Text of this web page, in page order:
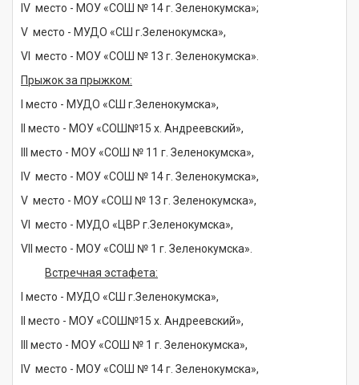
IV место - МОУ «СОШ № 14 г. Зеленокумска»;
V место - МУДО «СШ г.Зеленокумска»,
VI место - МОУ «СОШ № 13 г. Зеленокумска».
Прыжок за прыжком:
I место - МУДО «СШ г.Зеленокумска»,
II место - МОУ «СОШ№15 х. Андреевский»,
III место - МОУ «СОШ № 11 г. Зеленокумска»,
IV место - МОУ «СОШ № 14 г. Зеленокумска»,
V место - МОУ «СОШ № 13 г. Зеленокумска»,
VI место - МУДО «ЦВР г.Зеленокумска»,
VII место - МОУ «СОШ № 1 г. Зеленокумска».
Встречная эстафета:
I место - МУДО «СШ г.Зеленокумска»,
II место - МОУ «СОШ№15 х. Андреевский»,
III место - МОУ «СОШ № 1 г. Зеленокумска»,
IV место - МОУ «СОШ № 14 г. Зеленокумска»,